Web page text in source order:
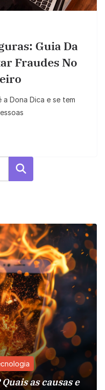
Guia Da
Fraudes No
a Dona Dica e se tem
Pesquisar
as causas e